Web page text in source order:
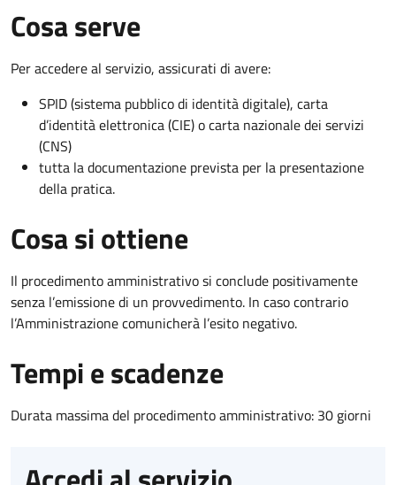
Cosa serve
Per accedere al servizio, assicurati di avere:
SPID (sistema pubblico di identità digitale), carta
d’identità elettronica (CIE) o carta nazionale dei servizi
(CNS)
tutta la documentazione prevista per la presentazione
della pratica.
Cosa si ottiene
Il procedimento amministrativo si conclude positivamente
senza l’emissione di un provvedimento. In caso contrario
l’Amministrazione comunicherà l’esito negativo.
Tempi e scadenze
Durata massima del procedimento amministrativo: 30 giorni